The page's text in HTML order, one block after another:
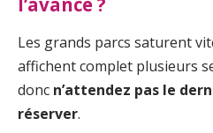
Les grands parcs saturent
affichent complet plusieurs
donc n’attendez pas le
réserver.